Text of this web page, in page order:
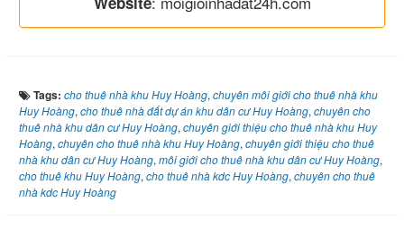
Tags: cho thuê nhà khu Huy Hoàng, chuyên môi giới cho thuê nhà khu
Huy Hoàng, cho thuê nhà đất dự án khu dân cư Huy Hoàng, chuyên cho
thuê nhà khu dân cư Huy Hoàng, chuyên giới thiệu cho thuê nhà khu Huy
Hoàng, chuyên cho thuê nhà khu Huy Hoàng, chuyên giới thiệu cho thuê
nhà khu dân cư Huy Hoàng, môi giới cho thuê nhà khu dân cư Huy Hoàng,
cho thuê khu Huy Hoàng, cho thuê nhà kdc Huy Hoàng, chuyên cho thuê
nhà kdc Huy Hoàng